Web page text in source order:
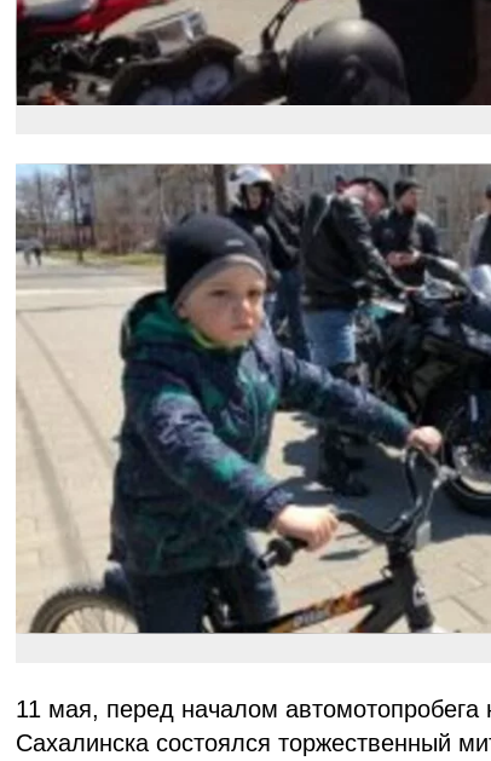
11 мая, перед началом
Сахалинска состоялся торжественный